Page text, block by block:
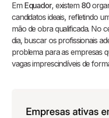
Em Equador, existem 80
candidatos ideais, refletindo
mão de obra qualificada. No
dia, buscar os profissionais
problema para as empresas
vagas imprescindíveis de